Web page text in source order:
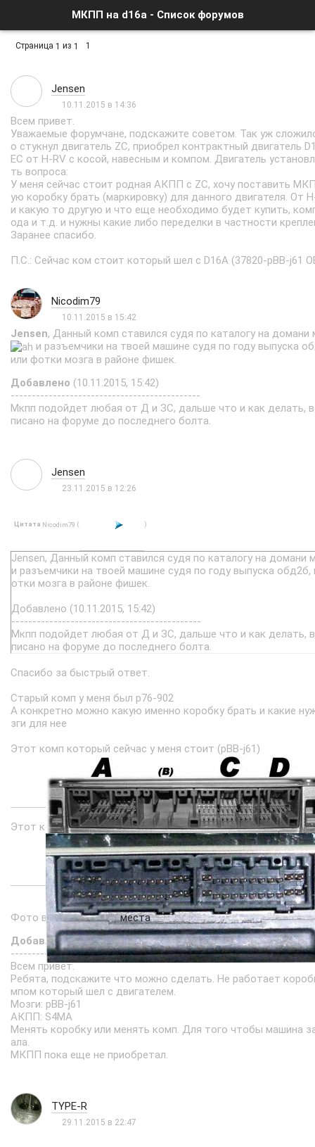
МКПП на d16a - Список форумов
Страница 1 из 1 1
Jensen
10.11.2015 в 14:36
Всем привет.
Уважаемые форумчане, подскажите советом. Так уж
о стукнул двигатель ZC, приобрел контрактный двигатель
EC от H-RV с косой, навесным и компом. Двигатель
ть вопроса:
У меня сейчас стоит родная АКПП с ZC, хочу поставить
ую коробку брать (маркировку) для данного двигателя. От
и какую то другую и что еще необходимо будет купить,
ода и т.д. и нужны какие либо переделки в частности
Заранее спасибо.
П.С.: Сейчас ком стоит который шел с D16A (37820-pBB-j61
Nicodim79
10.11.2015 в 15:42
Jensen, Данный комп ставился судя по каталогу на домани
и разъемчики на твоей машине судя по году выпуска
или фотки мозга в районе фишек.
Добавлено (10.11.2015, 15:42)
---------------------------------------------
Мкпп подойдет любая от Д и ЗС, дальше что и как делать,
писано на форуме до последнего болта.
Jensen
23.11.2015 в 12:26
Цитата Nicodim79 ( )
Jensen, Данный комп ставился судя по каталогу на домани
и разъемчики на твоей машине судя по году выпуска обд2б,
отки мозга в районе фишек.
Добавлено (10.11.2015, 15:42)
---------------------------------------------
Мкпп подойдет любая от Д и ЗС, дальше что и как делать,
писано на форуме до последнего болта.
Спасибо за быстрый ответ.
Старый комп у меня был p76-902
А конкретно можно какую именно коробку брать и какие
зги для нее
Этот комп который сейчас у меня стоит (pBB-j61)
Этот который стоял на стуканутом двигателе (p76-902)
Фото взяты из этогоместа
Добавлено(23.11.2015, 12:26)
---------------------------------------------
Всем привет.
Ребята, подскажите что можно сделать. Не работает
мпом который шел с двигателем.
Мозги: pBB-j61
АКПП: S4MA
Менять коробку или менять комп. Для того чтобы машина
ала.
МКПП пока еще не приобретал.
TYPE-R
29.11.2015 в 22:47